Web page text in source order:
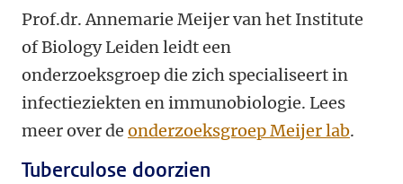
Prof.dr. Annemarie Meijer van het Institute
of Biology Leiden leidt een
onderzoeksgroep die zich specialiseert in
infectieziekten en immunobiologie. Lees
meer over de onderzoeksgroep Meijer lab.
Tuberculose doorzien